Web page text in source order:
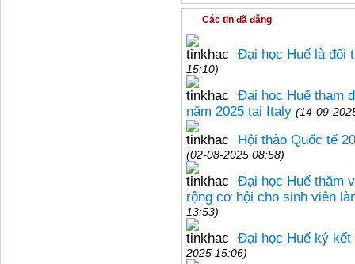
Các tin đã đăng
Đại học Huế là đối
15:10)
Đại học Huế tham
năm 2025 tại Italy (14-09-
Hội thảo Quốc tế
(02-08-2025 08:58)
Đại học Huế thăm
rộng cơ hội cho sinh viên
13:53)
Đại học Huế ký kết
2025 15:06)